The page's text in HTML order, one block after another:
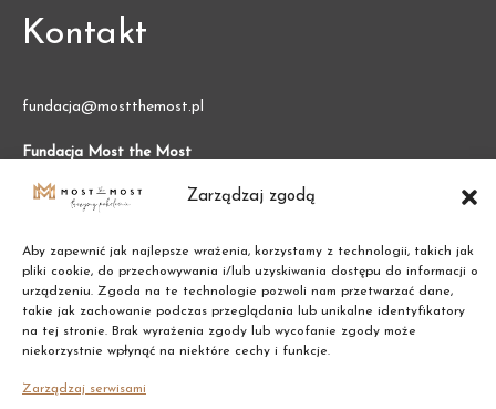
Zarządzaj zgodą
Aby zapewnić jak najlepsze wrażenia, korzystamy z technologii, takich jak
pliki cookie, do przechowywania i/lub uzyskiwania dostępu do informacji o
urządzeniu. Zgoda na te technologie pozwoli nam przetwarzać dane,
takie jak zachowanie podczas przeglądania lub unikalne identyfikatory
na tej stronie. Brak wyrażenia zgody lub wycofanie zgody może
niekorzystnie wpłynąć na niektóre cechy i funkcje.
Zarządzaj serwisami
Kontakt
fundacja@mostthemost.pl
Fundacja Most the Most
00-801 Warszawa (BGK)